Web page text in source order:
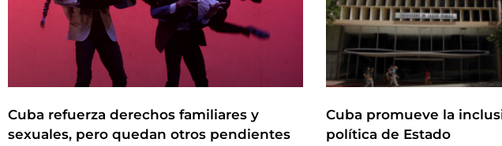
Cuba refuerza derechos familiares y
sexuales, pero quedan otros pendientes
Cuba promueve la
política de Estado